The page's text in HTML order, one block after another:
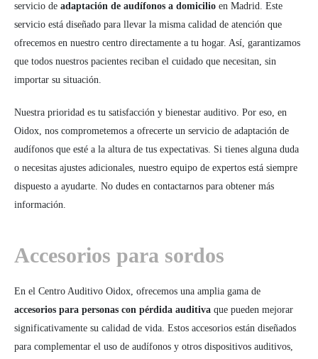
servicio de adaptación de audífonos a domicilio en Madrid. Este
servicio está diseñado para llevar la misma calidad de atención que
ofrecemos en nuestro centro directamente a tu hogar. Así, garantizamos
que todos nuestros pacientes reciban el cuidado que necesitan, sin
importar su situación.
Nuestra prioridad es tu satisfacción y bienestar auditivo. Por eso, en
Oidox, nos comprometemos a ofrecerte un servicio de adaptación de
audífonos que esté a la altura de tus expectativas. Si tienes alguna duda
o necesitas ajustes adicionales, nuestro equipo de expertos está siempre
dispuesto a ayudarte. No dudes en contactarnos para obtener más
información.
Accesorios para sordos
En el Centro Auditivo Oidox, ofrecemos una amplia gama de
accesorios para personas con pérdida auditiva que pueden mejorar
significativamente su calidad de vida. Estos accesorios están diseñados
para complementar el uso de audífonos y otros dispositivos auditivos,